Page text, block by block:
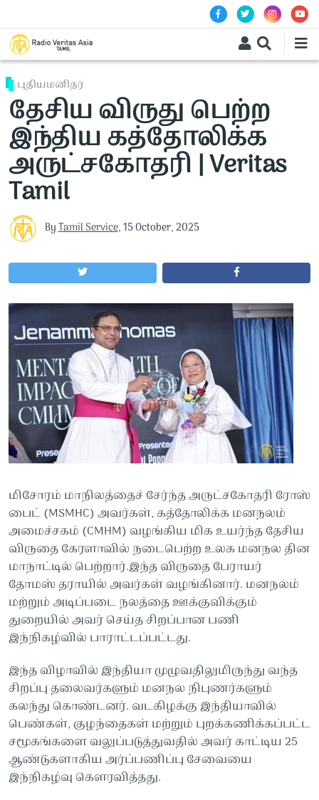
புதியமனிதர்
தேசிய விருது பெற்ற
இந்திய கத்தோலிக்க
அருட்சகோதரி | Veritas
Tamil
ByTamil Service,15 October, 2025
மிசோரம் மாநிலத்தைச் சேர்ந்த அருட்சகோதரி ரோஸ்
பைட் (MSMHC) அவர்கள், கத்தோலிக்க மனநலம்
அமைச்சகம் (CMHM) வழங்கிய மிக உயர்ந்த தேசிய
விருதை கேரளாவில் நடைபெற்ற உலக மனநல தின
மாநாட்டில் பெற்றார்.இந்த விருதை பேராயர்
தோமஸ் தராயில் அவர்கள் வழங்கினார். மனநலம்
மற்றும் அடிப்படை நலத்தை ஊக்குவிக்கும்
துறையில் அவர் செய்த சிறப்பான பணி
இந்நிகழ்வில் பாராட்டப்பட்டது.
இந்த விழாவில் இந்தியா முழுவதிலுமிருந்து வந்த
சிறப்பு தலைவர்களும் மனநல நிபுணர்களும்
கலந்து கொண்டனர். வடகிழக்கு இந்தியாவில்
பெண்கள், குழந்தைகள் மற்றும் புறக்கணிக்கப்பட்ட
சமூகங்களை வலுப்படுத்துவதில் அவர் காட்டிய 25
ஆண்டுகளாகிய அர்ப்பணிப்பு சேவையை
இந்நிகழ்வு கௌரவித்தது.